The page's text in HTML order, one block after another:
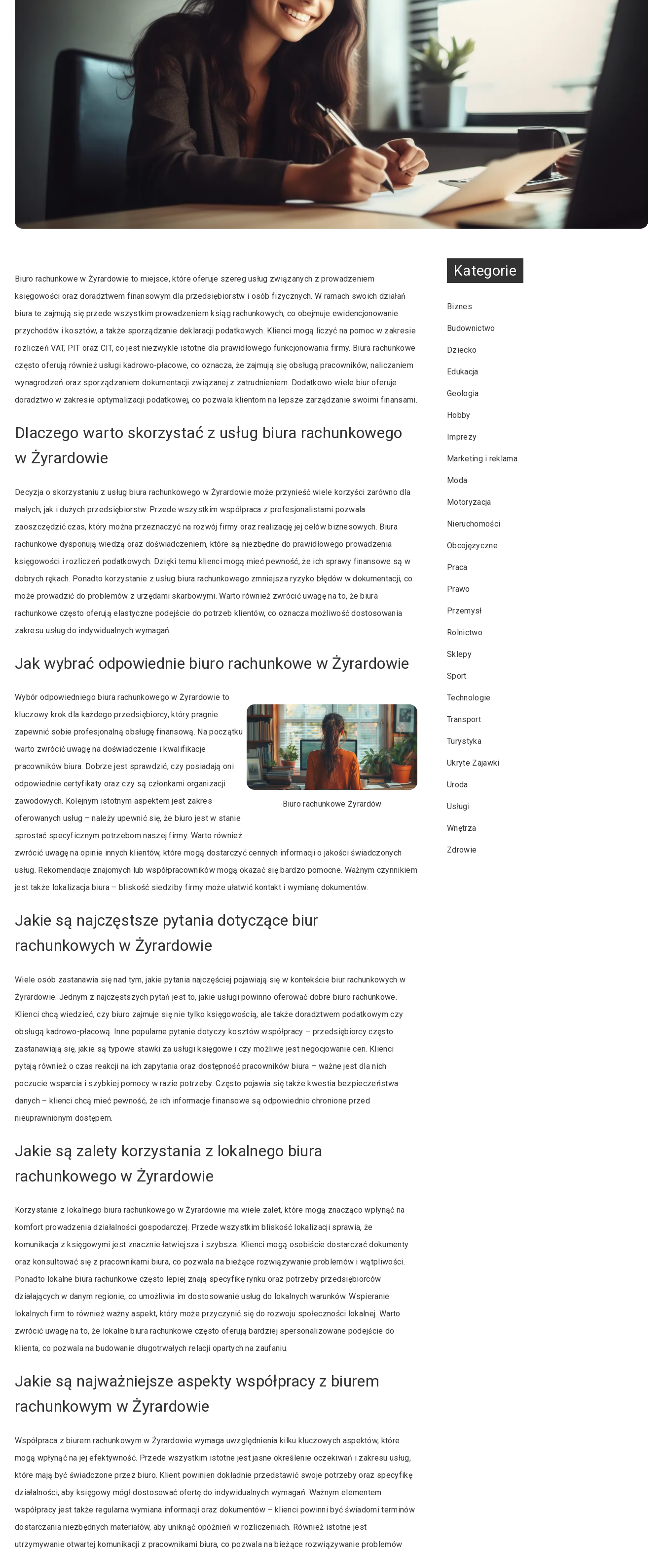
Biuro rachunkowe w Żyrardowie to miejsce, które oferuje szereg usług związanych z prowadzeniem
księgowości oraz doradztwem finansowym dla przedsiębiorstw i osób fizycznych. W ramach swoich działań
biura te zajmują się przede wszystkim prowadzeniem ksiąg rachunkowych, co obejmuje ewidencjonowanie
przychodów i kosztów, a także sporządzanie deklaracji podatkowych. Klienci mogą liczyć na pomoc w zakresie
rozliczeń VAT, PIT oraz CIT, co jest niezwykle istotne dla prawidłowego funkcjonowania firmy. Biura rachunkowe
często oferują również usługi kadrowo-płacowe, co oznacza, że zajmują się obsługą pracowników, naliczaniem
wynagrodzeń oraz sporządzaniem dokumentacji związanej z zatrudnieniem. Dodatkowo wiele biur oferuje
doradztwo w zakresie optymalizacji podatkowej, co pozwala klientom na lepsze zarządzanie swoimi finansami.
Dlaczego warto skorzystać z usług biura rachunkowego
w Żyrardowie
Decyzja o skorzystaniu z usług biura rachunkowego w Żyrardowie może przynieść wiele korzyści zarówno dla
małych, jak i dużych przedsiębiorstw. Przede wszystkim współpraca z profesjonalistami pozwala
zaoszczędzić czas, który można przeznaczyć na rozwój firmy oraz realizację jej celów biznesowych. Biura
rachunkowe dysponują wiedzą oraz doświadczeniem, które są niezbędne do prawidłowego prowadzenia
księgowości i rozliczeń podatkowych. Dzięki temu klienci mogą mieć pewność, że ich sprawy finansowe są w
dobrych rękach. Ponadto korzystanie z usług biura rachunkowego zmniejsza ryzyko błędów w dokumentacji, co
może prowadzić do problemów z urzędami skarbowymi. Warto również zwrócić uwagę na to, że biura
rachunkowe często oferują elastyczne podejście do potrzeb klientów, co oznacza możliwość dostosowania
zakresu usług do indywidualnych wymagań.
Jak wybrać odpowiednie biuro rachunkowe w Żyrardowie
Biuro rachunkowe Żyrardów
Wybór odpowiedniego biura rachunkowego w Żyrardowie to
kluczowy krok dla każdego przedsiębiorcy, który pragnie
zapewnić sobie profesjonalną obsługę finansową. Na początku
warto zwrócić uwagę na doświadczenie i kwalifikacje
pracowników biura. Dobrze jest sprawdzić, czy posiadają oni
odpowiednie certyfikaty oraz czy są członkami organizacji
zawodowych. Kolejnym istotnym aspektem jest zakres
oferowanych usług – należy upewnić się, że biuro jest w stanie
sprostać specyficznym potrzebom naszej firmy. Warto również
zwrócić uwagę na opinie innych klientów, które mogą dostarczyć cennych informacji o jakości świadczonych
usług. Rekomendacje znajomych lub współpracowników mogą okazać się bardzo pomocne. Ważnym czynnikiem
jest także lokalizacja biura – bliskość siedziby firmy może ułatwić kontakt i wymianę dokumentów.
Jakie są najczęstsze pytania dotyczące biur
rachunkowych w Żyrardowie
Wiele osób zastanawia się nad tym, jakie pytania najczęściej pojawiają się w kontekście biur rachunkowych w
Żyrardowie. Jednym z najczęstszych pytań jest to, jakie usługi powinno oferować dobre biuro rachunkowe.
Klienci chcą wiedzieć, czy biuro zajmuje się nie tylko księgowością, ale także doradztwem podatkowym czy
obsługą kadrowo-płacową. Inne popularne pytanie dotyczy kosztów współpracy – przedsiębiorcy często
zastanawiają się, jakie są typowe stawki za usługi księgowe i czy możliwe jest negocjowanie cen. Klienci
pytają również o czas reakcji na ich zapytania oraz dostępność pracowników biura – ważne jest dla nich
poczucie wsparcia i szybkiej pomocy w razie potrzeby. Często pojawia się także kwestia bezpieczeństwa
danych – klienci chcą mieć pewność, że ich informacje finansowe są odpowiednio chronione przed
nieuprawnionym dostępem.
Jakie są zalety korzystania z lokalnego biura
rachunkowego w Żyrardowie
Korzystanie z lokalnego biura rachunkowego w Żyrardowie ma wiele zalet, które mogą znacząco wpłynąć na
komfort prowadzenia działalności gospodarczej. Przede wszystkim bliskość lokalizacji sprawia, że
komunikacja z księgowymi jest znacznie łatwiejsza i szybsza. Klienci mogą osobiście dostarczać dokumenty
oraz konsultować się z pracownikami biura, co pozwala na bieżące rozwiązywanie problemów i wątpliwości.
Ponadto lokalne biura rachunkowe często lepiej znają specyfikę rynku oraz potrzeby przedsiębiorców
działających w danym regionie, co umożliwia im dostosowanie usług do lokalnych warunków. Wspieranie
lokalnych firm to również ważny aspekt, który może przyczynić się do rozwoju społeczności lokalnej. Warto
zwrócić uwagę na to, że lokalne biura rachunkowe często oferują bardziej spersonalizowane podejście do
klienta, co pozwala na budowanie długotrwałych relacji opartych na zaufaniu.
Jakie są najważniejsze aspekty współpracy z biurem
rachunkowym w Żyrardowie
Współpraca z biurem rachunkowym w Żyrardowie wymaga uwzględnienia kilku kluczowych aspektów, które
mogą wpłynąć na jej efektywność. Przede wszystkim istotne jest jasne określenie oczekiwań i zakresu usług,
które mają być świadczone przez biuro. Klient powinien dokładnie przedstawić swoje potrzeby oraz specyfikę
działalności, aby księgowy mógł dostosować ofertę do indywidualnych wymagań. Ważnym elementem
współpracy jest także regularna wymiana informacji oraz dokumentów – klienci powinni być świadomi terminów
dostarczania niezbędnych materiałów, aby uniknąć opóźnień w rozliczeniach. Również istotne jest
utrzymywanie otwartej komunikacji z pracownikami biura, co pozwala na bieżące rozwiązywanie problemów
Kategorie
Biznes
Budownictwo
Dziecko
Edukacja
Geologia
Hobby
Imprezy
Marketing i reklama
Moda
Motoryzacja
Nieruchomości
Obcojęzyczne
Praca
Prawo
Przemysł
Rolnictwo
Sklepy
Sport
Technologie
Transport
Turystyka
Ukryte Zajawki
Uroda
Usługi
Wnętrza
Zdrowie